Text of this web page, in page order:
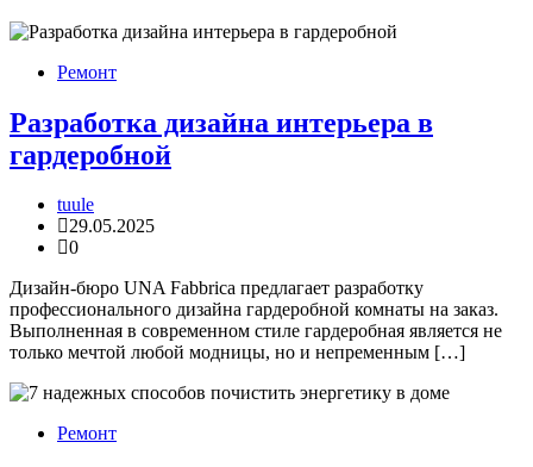
Ремонт
Разработка дизайна интерьера в
гардеробной
tuule
29.05.2025
0
Дизайн-бюро UNA Fabbrica предлагает разработку
профессионального дизайна гардеробной комнаты на заказ.
Выполненная в современном стиле гардеробная является не
только мечтой любой модницы, но и непременным […]
Ремонт